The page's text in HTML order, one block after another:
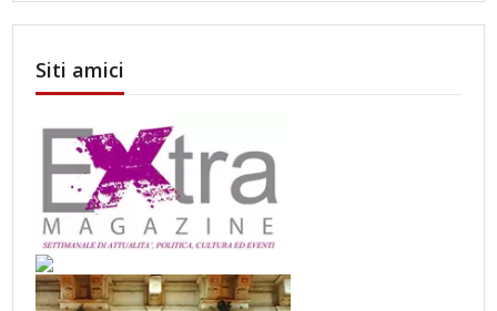
Siti amici